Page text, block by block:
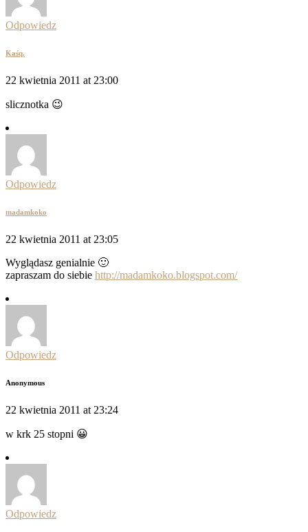
Odpowiedz
Kaśq.
22 kwietnia 2011 at 23:00
slicznotka 😉
Odpowiedz
madamkoko
22 kwietnia 2011 at 23:05
Wyglądasz genialnie 🙂
zapraszam do siebie http://madamkoko.blogspot.com/
Odpowiedz
Anonymous
22 kwietnia 2011 at 23:24
w krk 25 stopni 😀
Odpowiedz